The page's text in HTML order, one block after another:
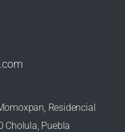
Residencial
Cholula, Puebla